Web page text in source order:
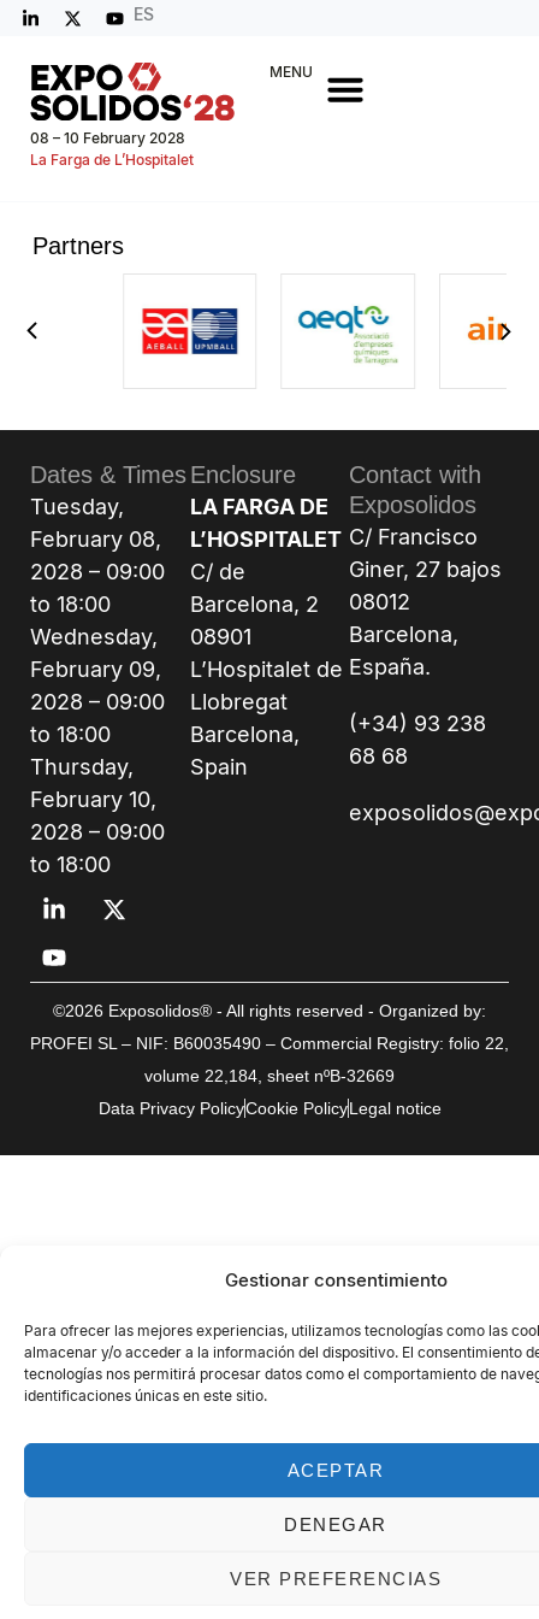
Gestionar consentimiento
Para ofrecer las mejores experiencias, utilizamos tecnologías como las
almacenar y/o acceder a la información del dispositivo. El consentimiento
tecnologías nos permitirá procesar datos como el comportamiento de
identificaciones únicas en este sitio.
ACEPTAR
DENEGAR
VER PREFERENCIAS
ES
08 – 10 February 2028
La Farga de L’Hospitalet
MENU
Partners
Dates & Times
Tuesday,
February 08,
2028 – 09:00
to 18:00
Wednesday,
February 09,
2028 – 09:00
to 18:00
Thursday,
February 10,
2028 – 09:00
to 18:00
Enclosure
LA FARGA DE
L’HOSPITALET
C/ de
Barcelona, 2
08901
L’Hospitalet de
Llobregat
Barcelona,
Spain
Contact with
Exposolidos
C/ Francisco
Giner, 27 bajos
08012
Barcelona,
España.
(+34) 93 238
68 68
©2026 Exposolidos® - All rights reserved - Organized by:
PROFEI SL – NIF: B60035490 – Commercial Registry: folio 22,
volume 22,184, sheet nºB-32669
Data Privacy PolicyCookie PolicyLegal notice